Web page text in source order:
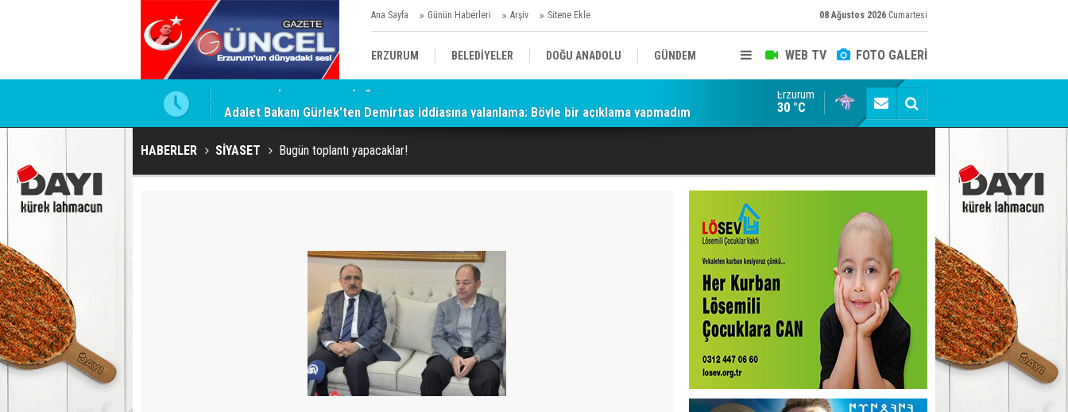
Ana Sayfa Günün Haberleri Arşiv Sitene Ekle 08 Ağustos 2026 Cumartesi
WEB TV FOTO GALERİ
ERZURUM BELEDİYELER DOĞU ANADOLU GÜNDEM
KÜLTÜR/SANAT//MAĞAZİN
Adalet Bakanı Gürlek'ten Demirtaş iddiasına yalanlama: Böyle bir açıklama yapmadım Dadaş 2.hafta Galatasaray'ı konuk edecek
Erzurum
30 °C
HABERLER SİYASET Bugün toplantı yapacaklar!